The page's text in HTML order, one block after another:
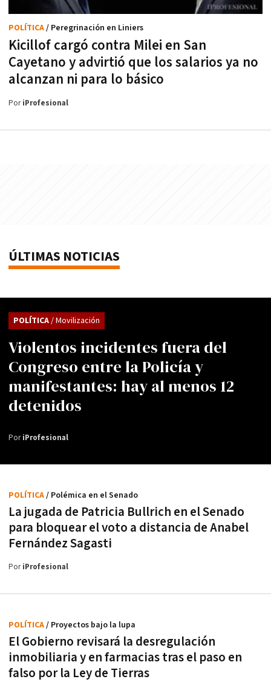
Kicillof cargó contra Milei en San
Cayetano y advirtió que los salarios ya no
alcanzan ni para lo básico
POLÍTICA/ Peregrinación en Liniers
PoriProfesional
ÚLTIMAS NOTICIAS
Violentos incidentes fuera del
Congreso entre la Policía y
manifestantes: hay al menos 12
detenidos
POLÍTICA/ Movilización
PoriProfesional
La jugada de Patricia Bullrich en el Senado
para bloquear el voto a distancia de Anabel
Fernández Sagasti
POLÍTICA/ Polémica en el Senado
PoriProfesional
El Gobierno revisará la desregulación
inmobiliaria y en farmacias tras el paso en
falso por la Ley de Tierras
POLÍTICA/ Proyectos bajo la lupa